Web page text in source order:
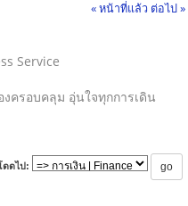
« หน้าที่แล้ว ต่อไป »
Service
ครอบคลุม อุ่นใจทุกการเดิน
ดดไป: